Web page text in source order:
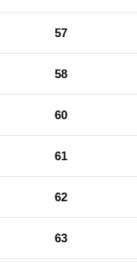
57
58
60
61
62
63